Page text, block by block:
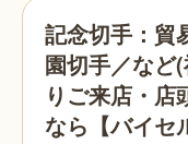
記念切手：貿
園切手／など
りご来店・店
なら【バイセ